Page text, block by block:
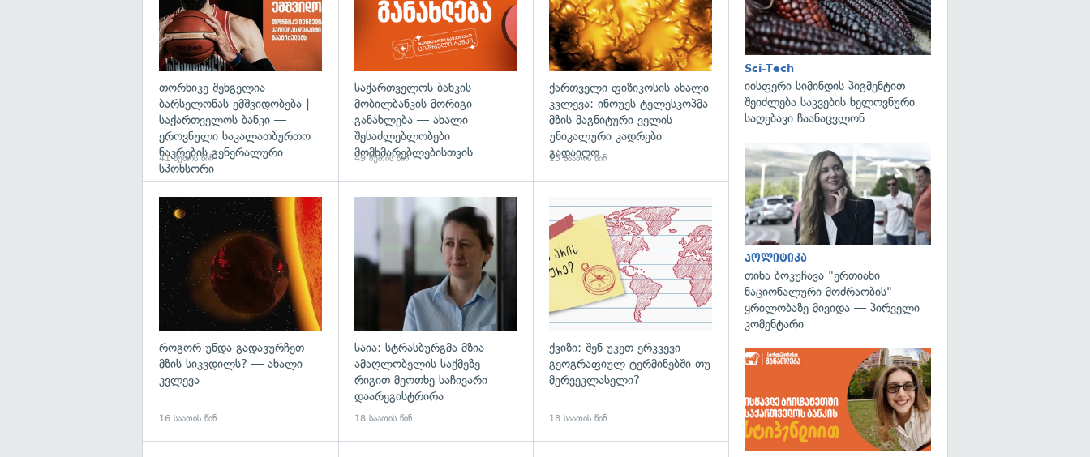
თორნიკე შენგელია
ბარსელონას ემშვიდობება |
საქართველოს ბანკი —
ეროვნული საკალათბურთო
ნაკრების გენერალური
სპონსორი
41 წუთის წინ
საქართველოს ბანკის
მობილბანკის მორიგი
განახლება — ახალი
შესაძლებლობები
მომხმარებლებისთვის
49 წუთის წინ
ქართველი ფიზიკოსის ახალი
კვლევა: ინოუეს ტელესკოპმა
მზის მაგნიტური ველის
უნიკალური კადრები
გადაიღო
15 საათის წინ
როგორ უნდა გადავურჩეთ
მზის სიკვდილს? — ახალი
კვლევა
16 საათის წინ
გადახედვა
საია: სტრასბურგმა მზია
ამაღლობელის საქმეზე
რიგით მეოთხე საჩივარი
დაარეგისტრირა
18 საათის წინ
ქვიზი: შენ უკეთ ერკვევი
გეოგრაფიულ ტერმინებში თუ
მერვეკლასელი?
18 საათის წინ
Sci-Tech
იისფერი სიმინდის პიგმენტით
შეიძლება საკვების ხელოვნური
საღებავი ჩაანაცვლონ
პოლიტიკა
თინა ბოკუჩავა "ერთიანი
ნაციონალური მოძრაობის"
ყრილობაზე მივიდა — პირველი
კომენტარი